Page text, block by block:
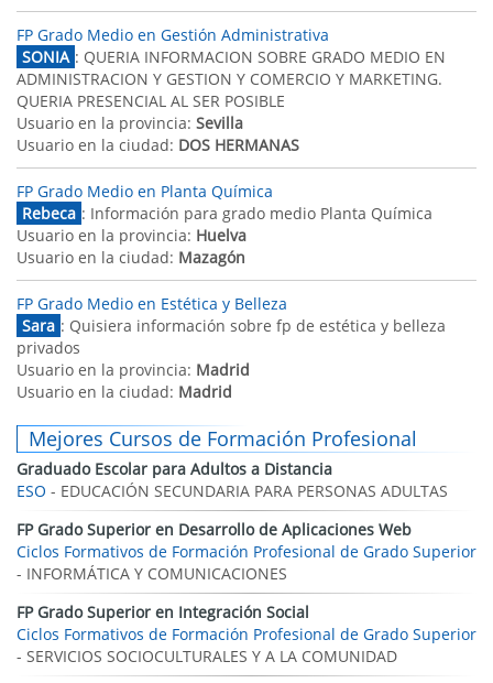
FP Grado Medio en Gestión Administrativa
SONIA : QUERIA INFORMACION SOBRE GRADO MEDIO EN
ADMINISTRACION Y GESTION Y COMERCIO Y MARKETING.
QUERIA PRESENCIAL AL SER POSIBLE
Usuario en la provincia: Sevilla
Usuario en la ciudad: DOS HERMANAS
FP Grado Medio en Planta Química
Rebeca : Información para grado medio Planta Química
Usuario en la provincia: Huelva
Usuario en la ciudad: Mazagón
FP Grado Medio en Estética y Belleza
Sara : Quisiera información sobre fp de estética y belleza
privados
Usuario en la provincia: Madrid
Usuario en la ciudad: Madrid
Mejores Cursos de Formación Profesional
Graduado Escolar para Adultos a Distancia
ESO - EDUCACIÓN SECUNDARIA PARA PERSONAS ADULTAS
FP Grado Superior en Desarrollo de Aplicaciones Web
Ciclos Formativos de Formación Profesional de Grado Superior
- INFORMÁTICA Y COMUNICACIONES
FP Grado Superior en Integración Social
Ciclos Formativos de Formación Profesional de Grado Superior
- SERVICIOS SOCIOCULTURALES Y A LA COMUNIDAD